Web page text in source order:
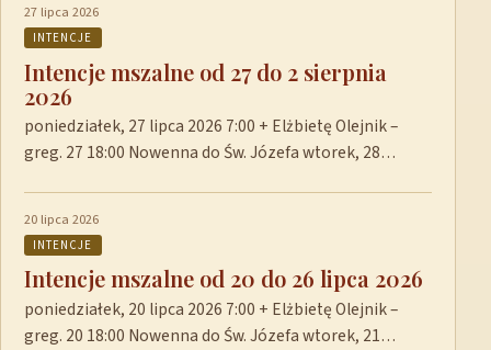
27 lipca 2026
INTENCJE
Intencje mszalne od 27 do 2 sierpnia
2026
poniedziałek, 27 lipca 2026 7:00 + Elżbietę Olejnik –
greg. 27 18:00 Nowenna do Św. Józefa wtorek, 28…
20 lipca 2026
INTENCJE
Intencje mszalne od 20 do 26 lipca 2026
poniedziałek, 20 lipca 2026 7:00 + Elżbietę Olejnik –
greg. 20 18:00 Nowenna do Św. Józefa wtorek, 21…